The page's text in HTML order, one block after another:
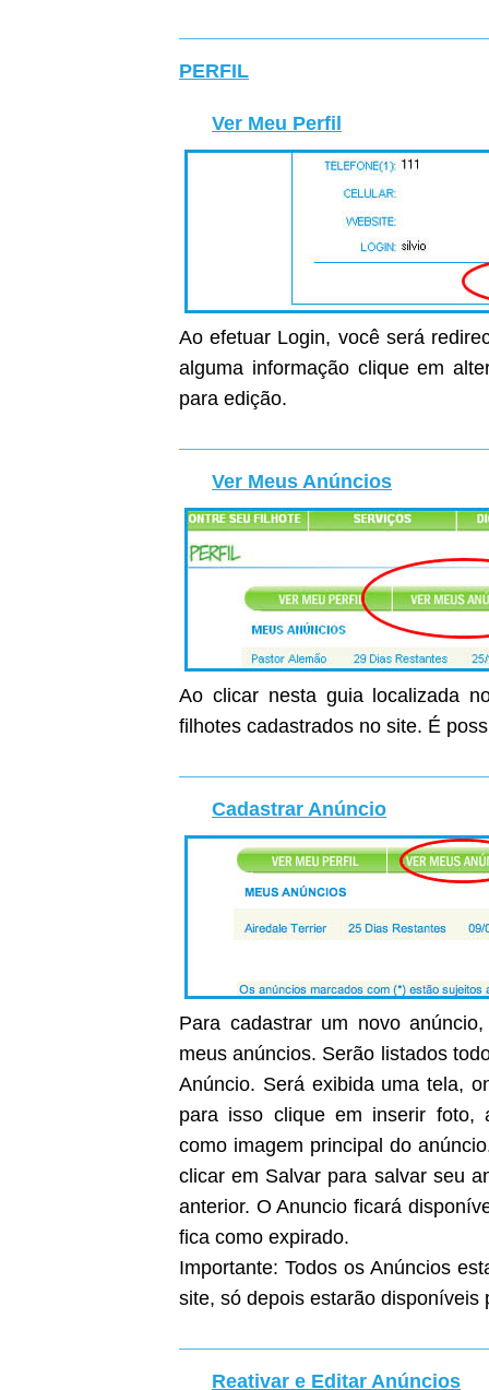
PERFIL
Ver Meu Perfil
Ao efetuar Login, você será
alguma informação clique em
para edição.
Ver Meus Anúncios
Ao clicar nesta guia localizada
filhotes cadastrados no site. É
Cadastrar Anúncio
Para cadastrar um novo anúncio,
meus anúncios. Serão listados
Anúncio. Será exibida uma tela,
para isso clique em inserir
como imagem principal do
clicar em Salvar para salvar seu
anterior. O Anuncio ficará
fica como expirado.
Importante: Todos os Anúncios
site, só depois estarão disponíveis
Reativar e Editar Anúncios